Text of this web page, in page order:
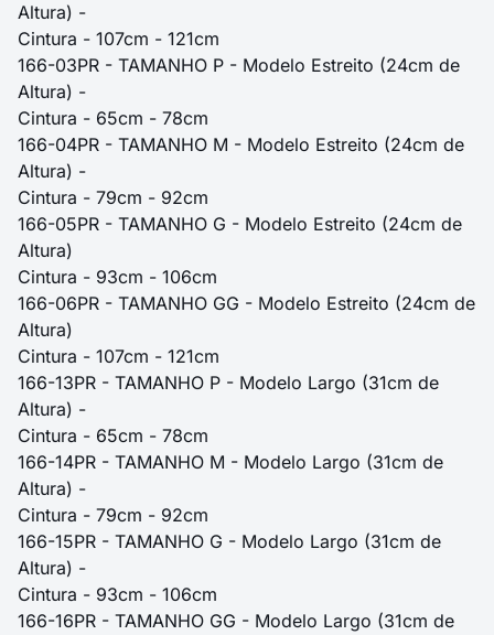
Altura) -
Cintura - 107cm - 121cm
166-03PR - TAMANHO P - Modelo Estreito (24cm de
Altura) -
Cintura - 65cm - 78cm
166-04PR - TAMANHO M - Modelo Estreito (24cm de
Altura) -
Cintura - 79cm - 92cm
166-05PR - TAMANHO G - Modelo Estreito (24cm de
Altura)
Cintura - 93cm - 106cm
166-06PR - TAMANHO GG - Modelo Estreito (24cm de
Altura)
Cintura - 107cm - 121cm
166-13PR - TAMANHO P - Modelo Largo (31cm de
Altura) -
Cintura - 65cm - 78cm
166-14PR - TAMANHO M - Modelo Largo (31cm de
Altura) -
Cintura - 79cm - 92cm
166-15PR - TAMANHO G - Modelo Largo (31cm de
Altura) -
Cintura - 93cm - 106cm
166-16PR - TAMANHO GG - Modelo Largo (31cm de